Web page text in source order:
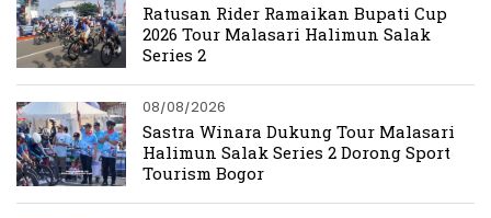
Ratusan Rider Ramaikan Bupati Cup
2026 Tour Malasari Halimun Salak
Series 2
08/08/2026
Sastra Winara Dukung Tour Malasari
Halimun Salak Series 2 Dorong Sport
Tourism Bogor